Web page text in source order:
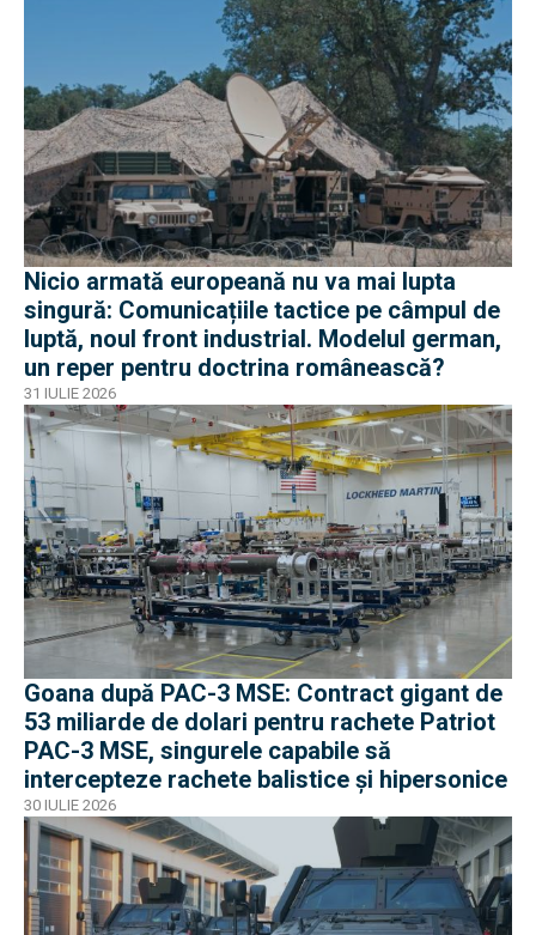
Nicio armată europeană nu va mai lupta
singură: Comunicațiile tactice pe câmpul de
luptă, noul front industrial. Modelul german,
un reper pentru doctrina românească?
31 IULIE 2026
Goana după PAC-3 MSE: Contract gigant de
53 miliarde de dolari pentru rachete Patriot
PAC-3 MSE, singurele capabile să
intercepteze rachete balistice și hipersonice
30 IULIE 2026